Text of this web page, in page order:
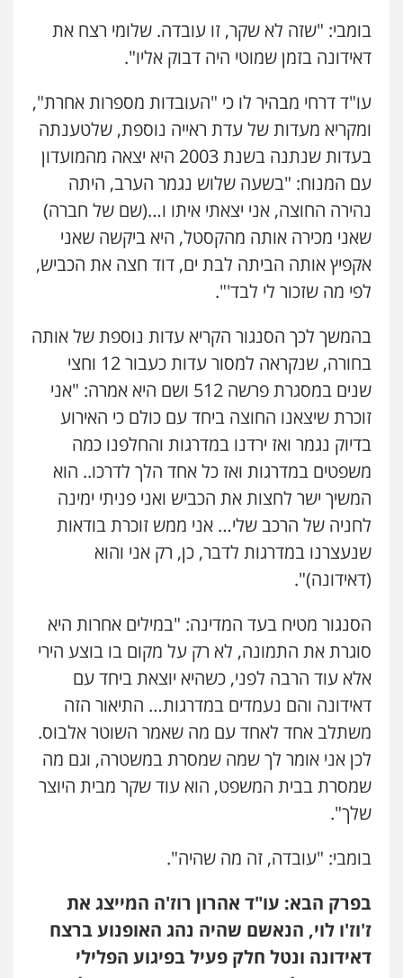
בומבי: "שזה לא שקר, זו עובדה. שלומי רצח את
דאידונה בזמן שמוטי היה דבוק אליו".
עו"ד דרחי מבהיר לו כי "העובדות מספרות אחרת",
ומקריא מעדות של עדת ראייה נוספת, שלטענתה
בעדות שנתנה בשנת 2003 היא יצאה מהמועדון
עם המנוח: "בשעה שלוש נגמר הערב, היתה
נהירה החוצה, אני יצאתי איתו ו…(שם של חברה)
שאני מכירה אותה מהקסטל, היא ביקשה שאני
אקפיץ אותה הביתה לבת ים, דוד חצה את הכביש,
לפי מה שזכור לי לבד'".
בהמשך לכך הסנגור הקריא עדות נוספת של אותה
בחורה, שנקראה למסור עדות כעבור 12 וחצי
שנים במסגרת פרשה 512 ושם היא אמרה: "אני
זוכרת שיצאנו החוצה ביחד עם כולם כי האירוע
בדיוק נגמר ואז ירדנו במדרגות והחלפנו כמה
משפטים במדרגות ואז כל אחד הלך לדרכו.. הוא
המשיך ישר לחצות את הכביש ואני פניתי ימינה
לחניה של הרכב שלי… אני ממש זוכרת בודאות
שנעצרנו במדרגות לדבר, כן, רק אני והוא
(דאידונה)".
הסנגור מטיח בעד המדינה: "במילים אחרות היא
סוגרת את התמונה, לא רק על מקום בו בוצע הירי
אלא עוד הרבה לפני, כשהיא יוצאת ביחד עם
דאידונה והם נעמדים במדרגות… התיאור הזה
משתלב אחד לאחד עם מה שאמר השוטר אלבוס.
לכן אני אומר לך שמה שמסרת במשטרה, וגם מה
שמסרת בבית המשפט, הוא עוד שקר מבית היוצר
שלך".
בומבי: "עובדה, זה מה שהיה".
בפרק הבא: עו"ד אהרון רוז'ה המייצג את
ז'וז'ו לוי, הנאשם שהיה נהג האופנוע ברצח
דאידונה ונטל חלק פעיל בפיגוע הפלילי
ניר קידר – צלם
צילום עורכי דין שירותים מקצועיים לעורכי
דין
0504578527
רונן הלל – מוניטין
מחיקת כתבות מגוגל ודחיקת אזכורים
שליליים
שירותים מקצועיים לעורכי דין
אחסון אתרים
מהירות הגנה גיבוי תמיכה שירותים
מקצועיים לעורכי דין
מרכז התחלה חדשה
לעורכי דין
0544500346
טיפול בהתמכרויות שירותים מקצועיים
לעורכי דין
עו"ד ד"ר אבי שקד
עבירות כלכליות הלבנת הון חילוטים
עבירות פליליות